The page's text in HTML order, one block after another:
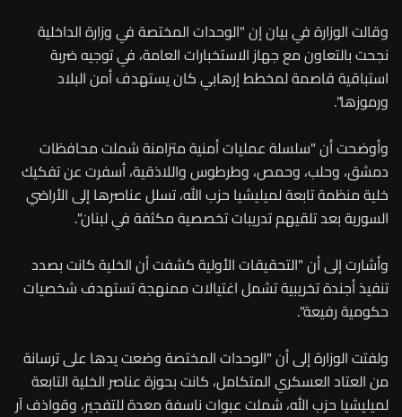
وقالت الوزارة في بيان إن "الوحدات المختصة في وزارة الداخلية
نجحت بالتعاون مع جهاز الاستخبارات العامة، في توجيه ضربة
استباقية قاصمة لمخطط إرهابي كان يستهدف أمن البلاد
ورموزها".
وأوضحت أن "سلسلة عمليات أمنية متزامنة شملت محافظات
دمشق، وحلب، وحمص، وطرطوس واللاذقية، أسفرت عن تفكيك
خلية منظمة تابعة لميليشيا حزب الله، تسلل عناصرها إلى الأراضي
السورية بعد تلقيهم تدريبات تخصصية مكثفة في لبنان".
وأشارت إلى أن "التحقيقات الأولية كشفت أن الخلية كانت بصدد
تنفيذ أجندة تخريبية تشمل اغتيالات ممنهجة تستهدف شخصيات
حكومية رفيعة".
ولفتت الوزارة إلى أن "الوحدات المختصة وضعت يدها على ترسانة
من العتاد العسكري المتكامل، كانت بحوزة عناصر الخلية التابعة
لميليشيا حزب الله، شملت عبوات ناسفة معدة للتفجير، وقواذف آر